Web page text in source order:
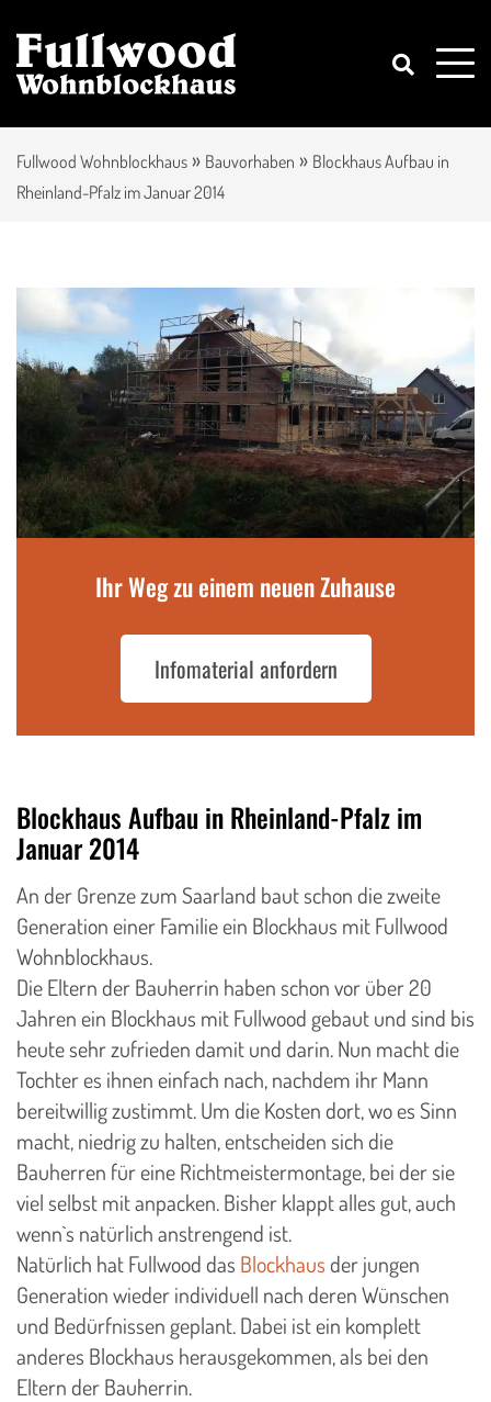
Fullwood Wohnblockhaus » Bauvorhaben » Blockhaus Aufbau in
Rheinland-Pfalz im Januar 2014
Ihr Weg zu einem neuen Zuhause
Infomaterial anfordern
Blockhaus Aufbau in Rheinland-Pfalz im
Januar 2014
An der Grenze zum Saarland baut schon die zweite
Generation einer Familie ein Blockhaus mit Fullwood
Wohnblockhaus.
Die Eltern der Bauherrin haben schon vor über 20
Jahren ein Blockhaus mit Fullwood gebaut und sind bis
heute sehr zufrieden damit und darin. Nun macht die
Tochter es ihnen einfach nach, nachdem ihr Mann
bereitwillig zustimmt. Um die Kosten dort, wo es Sinn
macht, niedrig zu halten, entscheiden sich die
Bauherren für eine Richtmeistermontage, bei der sie
viel selbst mit anpacken. Bisher klappt alles gut, auch
wenn`s natürlich anstrengend ist.
Natürlich hat Fullwood das Blockhaus der jungen
Generation wieder individuell nach deren Wünschen
und Bedürfnissen geplant. Dabei ist ein komplett
anderes Blockhaus herausgekommen, als bei den
Eltern der Bauherrin.